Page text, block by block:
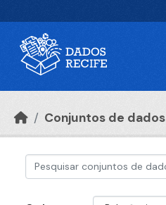
Conjuntos de dados